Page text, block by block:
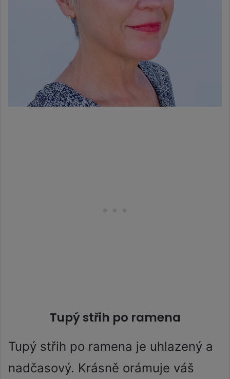
Tupý střih po ramena
Tupý střih po ramena je uhlazený a
nadčasový. Krásně orámuje váš